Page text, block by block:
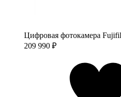
Цифровая фотокамера
209 990 ₽